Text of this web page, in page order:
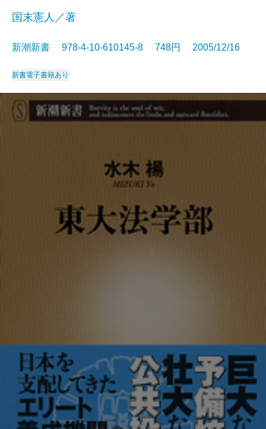
国末憲人／著
新潮新書 978-4-10-610145-8 748円 2005/12/16
新書電子書籍あり